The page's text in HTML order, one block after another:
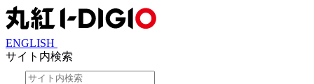
ENGLISH
サイト内検索